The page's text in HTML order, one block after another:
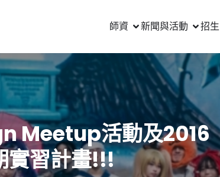
師資 新聞與活動 招生
Meetup活動及2016
實習計畫!!!